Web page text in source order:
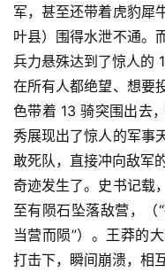
军，甚至还带着虎豹犀
叶县）围得水泄不通。
兵力悬殊达到了惊人的
在所有人都绝望、想要
色带着 13 骑突围出去
秀展现出了惊人的军事
敢死队，直接冲向敌军
奇迹发生了。史书记载
至有陨石坠落敌营，（
当营而陨”）。王莽的
打击下，瞬间崩溃，相